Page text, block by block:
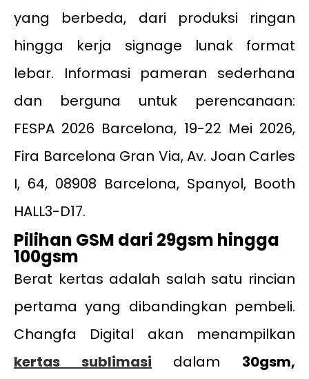
yang berbeda, dari produksi ringan
hingga kerja signage lunak format
lebar. Informasi pameran sederhana
dan berguna untuk perencanaan:
FESPA 2026 Barcelona, 19-22 Mei 2026,
Fira Barcelona Gran Via, Av. Joan Carles
I, 64, 08908 Barcelona, Spanyol, Booth
HALL3-D17.
Pilihan GSM dari 29gsm hingga
100gsm
Berat kertas adalah salah satu rincian
pertama yang dibandingkan pembeli.
Changfa Digital akan menampilkan
kertas sublimasi dalam 30gsm,